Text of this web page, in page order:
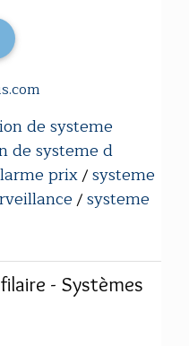
de systeme
de systeme d
prix/systeme
/systeme
- Systèmes